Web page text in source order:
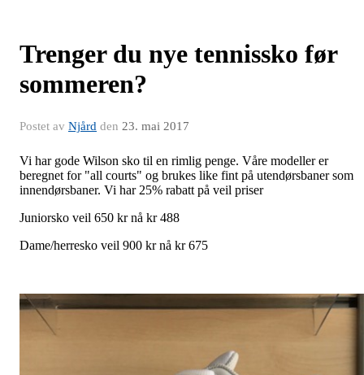
Trenger du nye tennissko før
sommeren?
Postet av Njård den 23. mai 2017
Vi har gode Wilson sko til en rimlig penge. Våre modeller er
beregnet for "all courts" og brukes like fint på utendørsbaner som
innendørsbaner. Vi har 25% rabatt på veil priser
Juniorsko veil 650 kr nå kr 488
Dame/herresko veil 900 kr nå kr 675